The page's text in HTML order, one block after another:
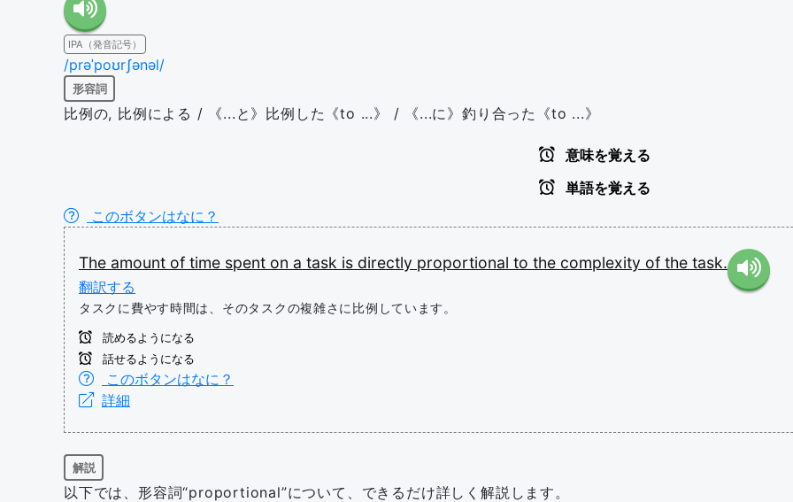
IPA（発音記号）
/prəˈpoʊrʃənəl/
形容詞
比例の, 比例による / 《...と》比例した《to ...》 / 《...に》釣り合った《to ...》
意味を覚える
単語を覚える
このボタンはなに？
The amount of time spent on a task is directly proportional to the complexity of the task.
翻訳する
タスクに費やす時間は、そのタスクの複雑さに比例しています。
読めるようになる
話せるようになる
このボタンはなに？
詳細
解説
以下では、形容詞“proportional”について、できるだけ詳しく解説します。